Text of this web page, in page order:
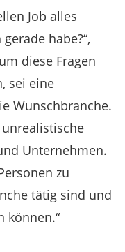
Job alles
habe?“,
diese Fragen
sei eine
Wunschbranche.
Unternehmen.
zu
tätig sind und
können.“